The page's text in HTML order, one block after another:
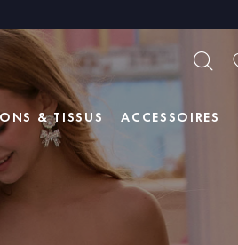
& TISSUS ACCESSOIRES